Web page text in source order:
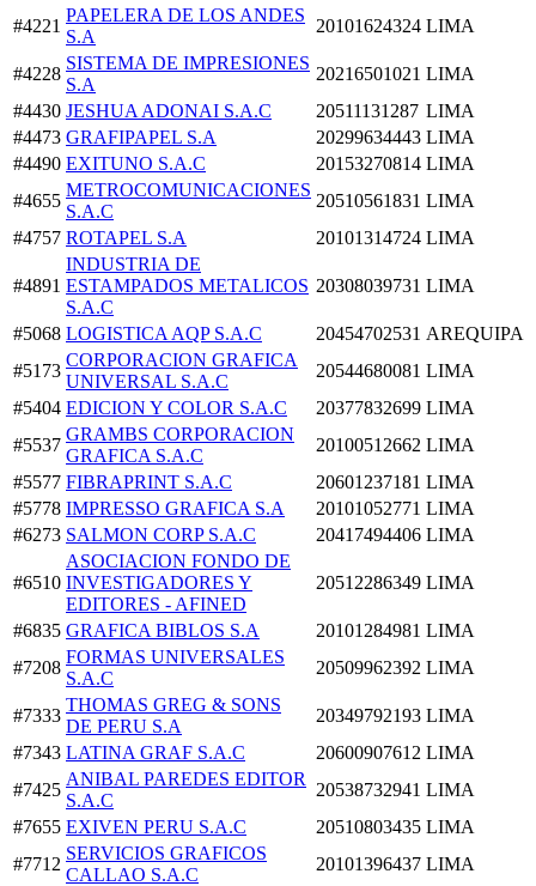
#4221
PAPELERA DE LOS ANDES
S.A
20101624324 LIMA
#4228
SISTEMA DE IMPRESIONES
S.A
20216501021 LIMA
#4430 JESHUA ADONAI S.A.C 20511131287 LIMA
#4473 GRAFIPAPEL S.A 20299634443 LIMA
#4490 EXITUNO S.A.C 20153270814 LIMA
#4655
METROCOMUNICACIONES
S.A.C
20510561831 LIMA
#4757 ROTAPEL S.A 20101314724 LIMA
#4891
INDUSTRIA DE
ESTAMPADOS METALICOS
S.A.C
20308039731 LIMA
#5068 LOGISTICA AQP S.A.C 20454702531 AREQUIPA
#5173
CORPORACION GRAFICA
UNIVERSAL S.A.C
20544680081 LIMA
#5404 EDICION Y COLOR S.A.C 20377832699 LIMA
#5537
GRAMBS CORPORACION
GRAFICA S.A.C
20100512662 LIMA
#5577 FIBRAPRINT S.A.C 20601237181 LIMA
#5778 IMPRESSO GRAFICA S.A 20101052771 LIMA
#6273 SALMON CORP S.A.C 20417494406 LIMA
#6510
ASOCIACION FONDO DE
INVESTIGADORES Y
EDITORES - AFINED
20512286349 LIMA
#6835 GRAFICA BIBLOS S.A 20101284981 LIMA
#7208
FORMAS UNIVERSALES
S.A.C
20509962392 LIMA
#7333
THOMAS GREG & SONS
DE PERU S.A
20349792193 LIMA
#7343 LATINA GRAF S.A.C 20600907612 LIMA
#7425
ANIBAL PAREDES EDITOR
S.A.C
20538732941 LIMA
#7655 EXIVEN PERU S.A.C 20510803435 LIMA
#7712
SERVICIOS GRAFICOS
CALLAO S.A.C
20101396437 LIMA